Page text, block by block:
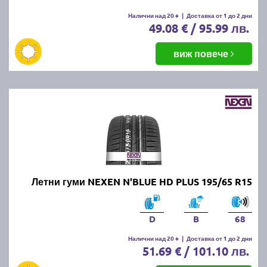
Какво е правилното налягане на
летните гуми?
разположен на вратата на шофьора или капачката
на резервоара. Обикновено налягането варира
между 2.2 и 2.5 бара.
Какво да правим, ако летните
Ако забележите неравномерно износване,
проверете налягането в гумите, направете
Налични над 20 + | Доставка от 1 до 2 дни
49.08 € / 95.99 лв.
виж повече
Летни гуми NEXEN N'BLUE HD PLUS 195/65 R15
D B 68
Налични над 20 + | Доставка от 1 до 2 дни
51.69 € / 101.10 лв.